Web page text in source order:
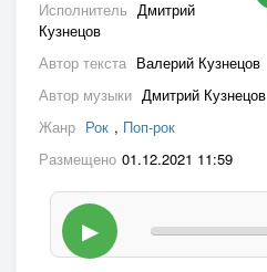
Исполнитель Дмитрий
Кузнецов
Автор текста Валерий Кузнецов
Автор музыки Дмитрий Кузнецов
Жанр Рок , Поп-рок
Размещено 01.12.2021 11:59
▶